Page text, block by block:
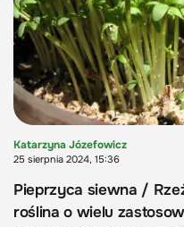
Katarzyna Józefowicz
25 sierpnia 2024, 15:36
Pieprzyca siewna /
roślina o wielu